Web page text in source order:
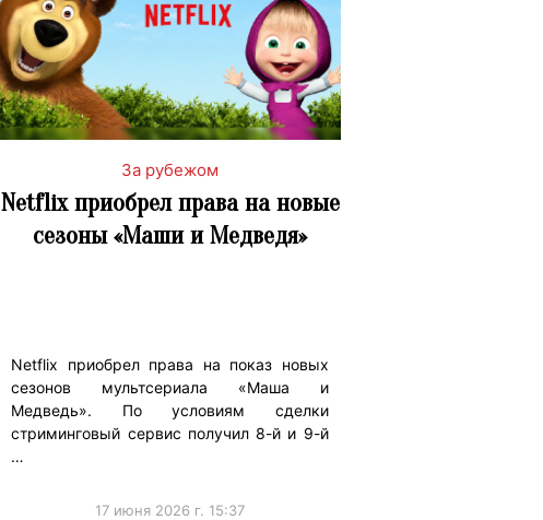
За рубежом
Netflix приобрел права на новые
сезоны «Маши и Медведя»
Netflix приобрел права на показ новых
сезонов мультсериала «Маша и
Медведь». По условиям сделки
стриминговый сервис получил 8-й и 9-й
…
17 июня 2026 г. 15:37